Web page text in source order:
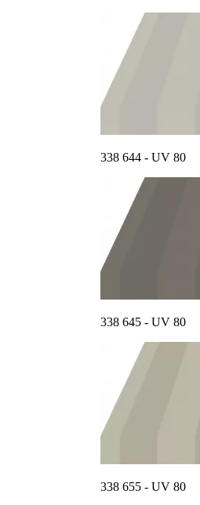
338 644 - UV 80
338 645 - UV 80
338 655 - UV 80